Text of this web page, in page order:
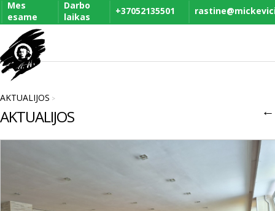
Mes
esame
Darbo
laikas
+37052135501
AKTUALIJOS >
AKTUALIJOS ←